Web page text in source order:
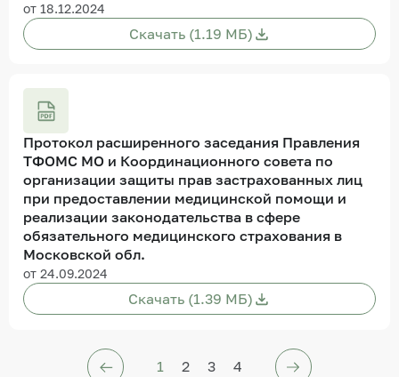
от 18.12.2024
Скачать (1.19 МБ)
Протокол расширенного заседания Правления
ТФОМС МО и Координационного совета по
организации защиты прав застрахованных лиц
при предоставлении медицинской помощи и
реализации законодательства в сфере
обязательного медицинского страхования в
Московской обл.
от 24.09.2024
Скачать (1.39 МБ)
1 2 3 4